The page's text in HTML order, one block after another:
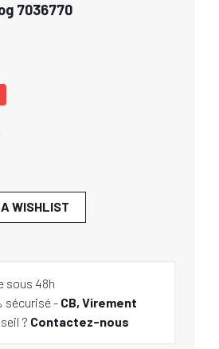
7036770
WISHLIST
sous 48h
sécurisé - CB, Virement
? Contactez-nous